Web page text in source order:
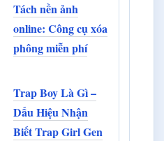
Tách nền ảnh
online: Công cụ xóa
phông miễn phí
Trap Boy Là Gì –
Dấu Hiệu Nhận
Biết Trap Girl Gen